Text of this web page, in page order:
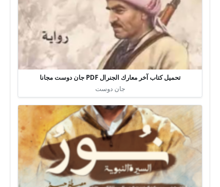
تحميل كتاب آخر معارك الجنرال PDF جان دوست مجانا
جان دوست